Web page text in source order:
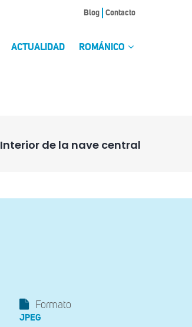
Blog Contacto
ACTUALIDAD ROMÁNICO
Interior de la nave central
Formato
JPEG